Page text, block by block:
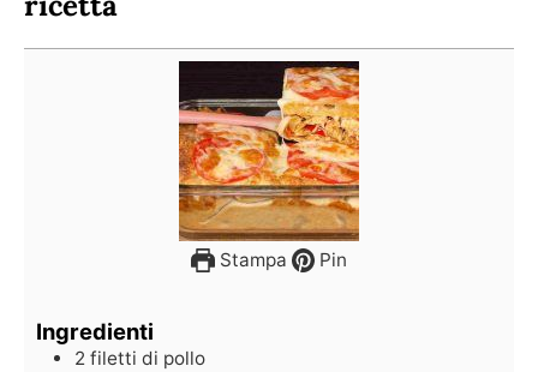
Stampa Pin
Ingredienti
2 filetti di pollo